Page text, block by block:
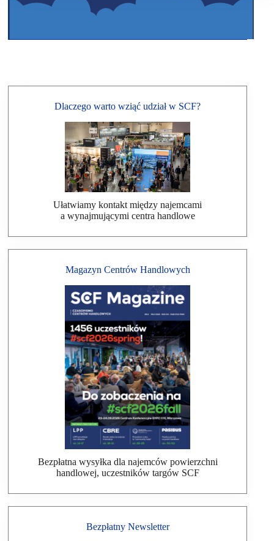
Dlaczego warto wziąć udział w SCF?
Ułatwiamy kontakt między najemcami
a wynajmującymi centra handlowe
Magazyn Centrów Handlowych
Bezpłatna wysyłka dla najemców powierzchni
handlowej, uczestników targów SCF
Bezpłatny Newsletter